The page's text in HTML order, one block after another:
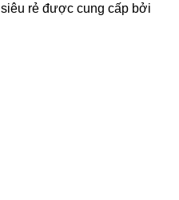
siêu rẻ được cung cấp bởi